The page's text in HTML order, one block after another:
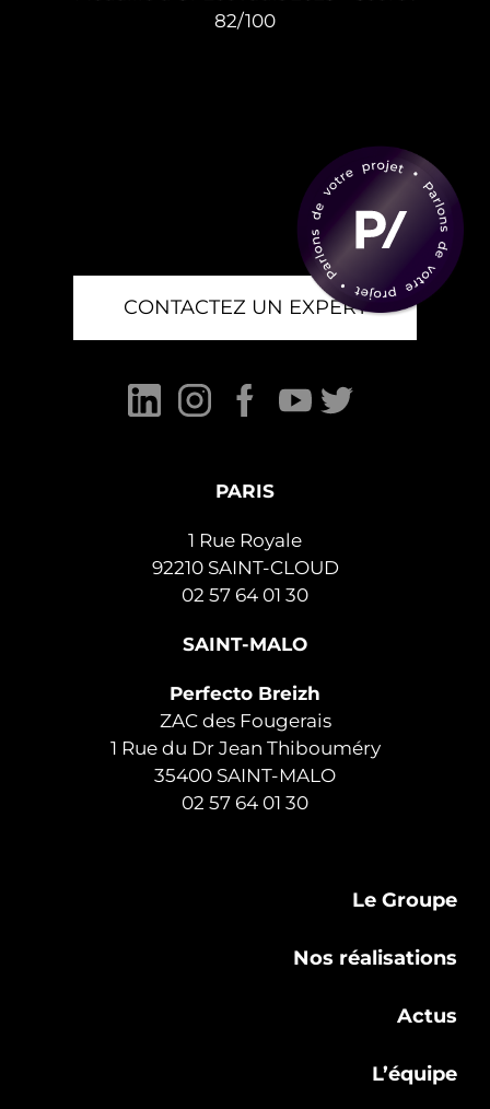
82/100
CONTACTEZ UN EXPERT
PARIS
1 Rue Royale
92210 SAINT-CLOUD
02 57 64 01 30
SAINT-MALO
Perfecto Breizh
ZAC des Fougerais
1 Rue du Dr Jean Thibouméry
35400 SAINT-MALO
02 57 64 01 30
Le Groupe
Nos réalisations
Actus
L’équipe